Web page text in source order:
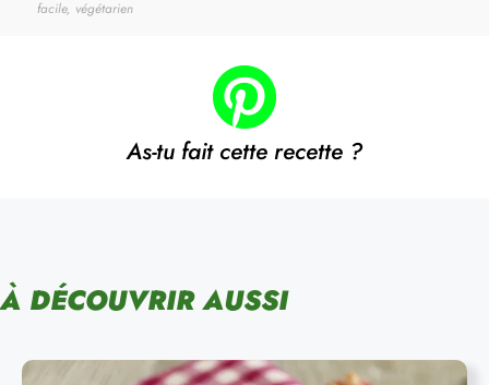
facile, végétarien
As-tu fait cette recette ?
À DÉCOUVRIR AUSSI